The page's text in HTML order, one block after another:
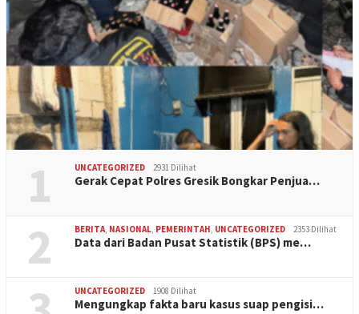
1 UNCATEGORIZED 2931 Dilihat
Gerak Cepat Polres Gresik Bongkar Penjua…
2 BERITA, NASIONAL, PEMERINTAH, UNCATEGORIZED 2353 Dilihat
Data dari Badan Pusat Statistik (BPS) me…
UNCATEGORIZED 1908 Dilihat
Mengungkap fakta baru kasus suap pengisi…